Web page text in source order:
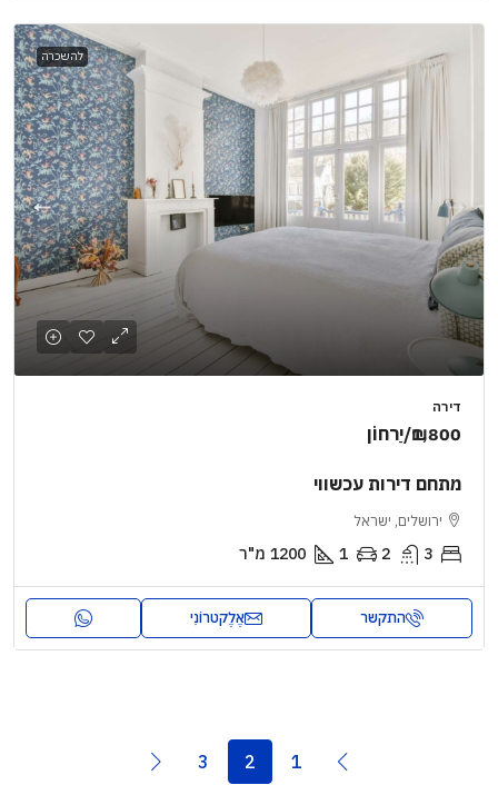
להשכרה
דירה
₪1,800/יַרחוֹן
מתחם דירות עכשווי
ירושלים, ישראל
3
2
1
1200 מ"ר
התקשר אֶלֶקטרוֹנִי
1
2
3